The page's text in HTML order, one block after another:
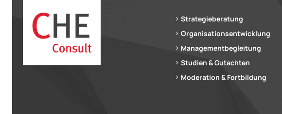
Strategieberatung
Organisationsentwicklung
Managementbegleitung
Studien & Gutachten
Moderation & Fortbildung